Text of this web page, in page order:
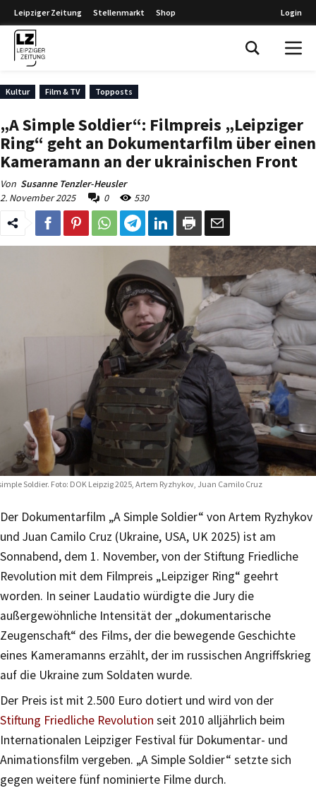
Leipziger Zeitung Stellenmarkt Shop Login
Kultur Film & TV Topposts
„A Simple Soldier“: Filmpreis „Leipziger
Ring“ geht an Dokumentarfilm über einen
Kameramann an der ukrainischen Front
Von Susanne Tenzler-Heusler
2. November 2025
0 530
Soldier. Foto: DOK Leipzig 2025, Artem Ryzhykov, Juan Camilo Cruz
Der Dokumentarfilm „A Simple Soldier“ von Artem Ryzhykov
und Juan Camilo Cruz (Ukraine, USA, UK 2025) ist am
Sonnabend, dem 1. November, von der Stiftung Friedliche
Revolution mit dem Filmpreis „Leipziger Ring“ geehrt
worden. In seiner Laudatio würdigte die Jury die
außergewöhnliche Intensität der „dokumentarische
Zeugenschaft“ des Films, der die bewegende Geschichte
eines Kameramanns erzählt, der im russischen Angriffskrieg
auf die Ukraine zum Soldaten wurde.
Der Preis ist mit 2.500 Euro dotiert und wird von der
Stiftung Friedliche Revolution seit 2010 alljährlich beim
Internationalen Leipziger Festival für Dokumentar- und
Animationsfilm vergeben. „A Simple Soldier“ setzte sich
gegen weitere fünf nominierte Filme durch.